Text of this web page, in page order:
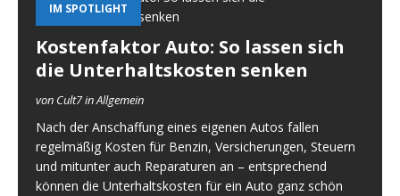
IM SPOTLIGHT
Kostenfaktor Auto: So lassen sich
die Unterhaltskosten senken
von Cult7 in Allgemein
Nach der Anschaffung eines eigenen Autos fallen
regelmäßig Kosten für Benzin, Versicherungen, Steuern
und mitunter auch Reparaturen an – entsprechend
können die Unterhaltskosten für ein Auto ganz schön